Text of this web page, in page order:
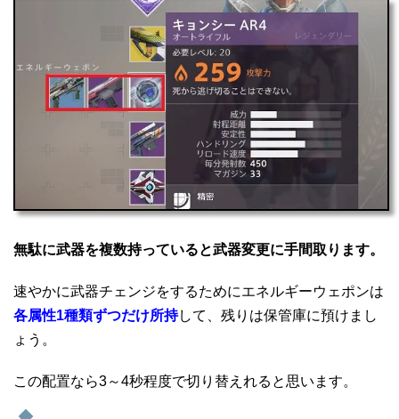
無駄に武器を複数持っていると武器変更に手間取ります。
速やかに武器チェンジをするためにエネルギーウェポンは
各属性1種類ずつだけ所持して、残りは保管庫に預けまし
ょう。
この配置なら3～4秒程度で切り替えれると思います。